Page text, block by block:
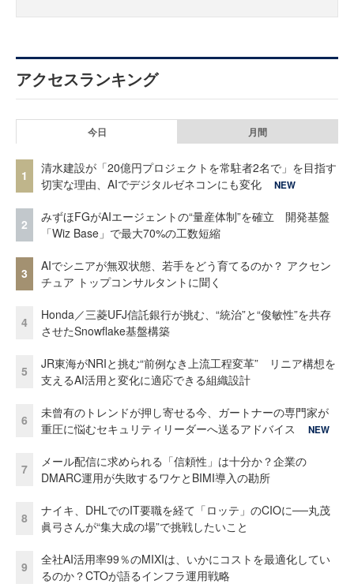
アクセスランキング
今日 月間
1
清水建設が「20億円プロジェクトを常駐者2名で」を目指す
切実な理由、AIでデジタルゼネコンにも変化
NEW
2
みずほFGがAIエージェントの“量産体制”を確立 開発基盤
「Wiz Base」で最大70%の工数短縮
3
AIでシニアが無双状態、若手をどう育てるのか？ アクセン
チュア トップコンサルタントに聞く
4
Honda／三菱UFJ信託銀行が挑む、“統治”と“俊敏性”を共存
させたSnowflake基盤構築
5
JR東海がNRIと挑む“前例なき上流工程変革” リニア構想を
支えるAI活用と変化に適応できる組織設計
6
未曾有のトレンドが押し寄せる今、ガートナーの専門家が
重圧に悩むセキュリティリーダーへ送るアドバイス
NEW
7
メール配信に求められる「信頼性」は十分か？企業の
DMARC運用が失敗するワケとBIMI導入の勘所
8
ナイキ、DHLでのIT要職を経て「ロッテ」のCIOに──丸茂
眞弓さんが“集大成の場”で挑戦したいこと
9
全社AI活用率99％のMIXIは、いかにコストを最適化してい
るのか？CTOが語るインフラ運用戦略